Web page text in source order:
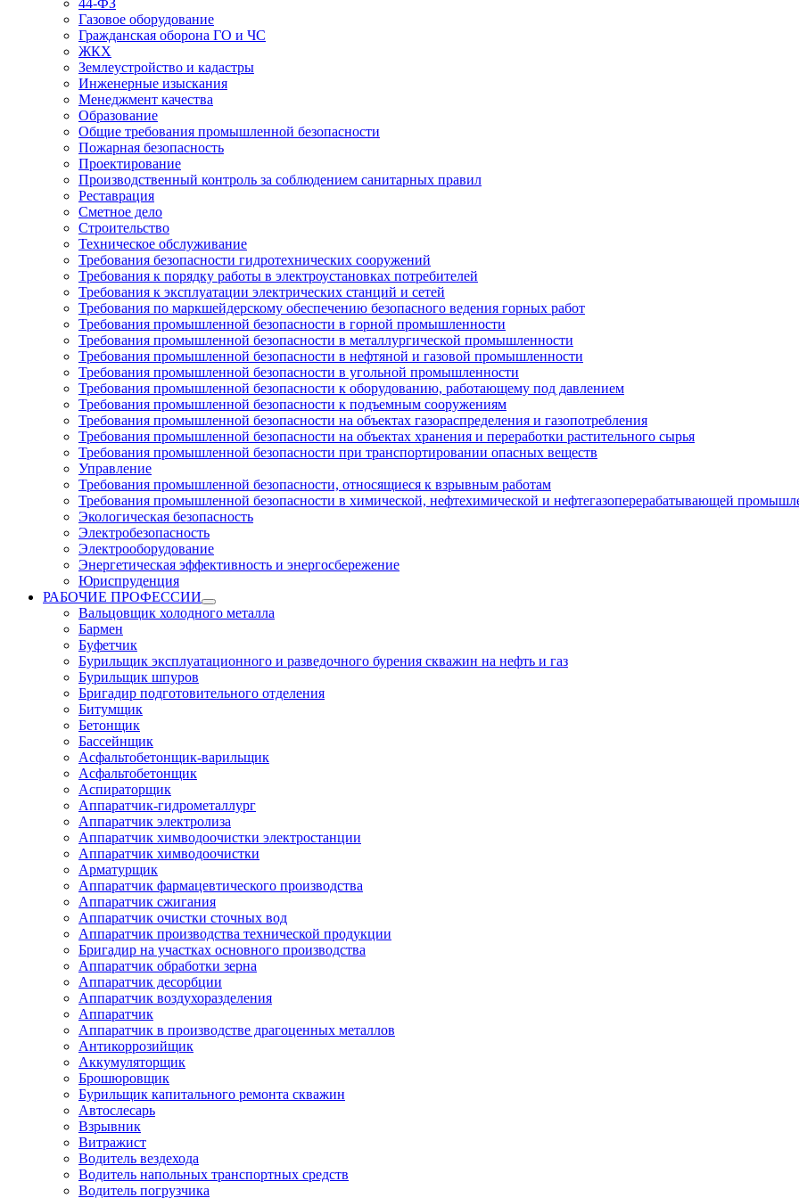
44-ФЗ
Газовое оборудование
Гражданская оборона ГО и ЧС
ЖКХ
Землеустройство и кадастры
Инженерные изыскания
Менеджмент качества
Образование
Общие требования промышленной безопасности
Пожарная безопасность
Проектирование
Производственный контроль за соблюдением санитарных правил
Реставрация
Сметное дело
Строительство
Техническое обслуживание
Требования безопасности гидротехнических сооружений
Требования к порядку работы в электроустановках потребителей
Требования к эксплуатации электрических станций и сетей
Требования по маркшейдерскому обеспечению безопасного ведения горных работ
Требования промышленной безопасности в горной промышленности
Требования промышленной безопасности в металлургической промышленности
Требования промышленной безопасности в нефтяной и газовой промышленности
Требования промышленной безопасности в угольной промышленности
Требования промышленной безопасности к оборудованию, работающему под давлением
Требования промышленной безопасности к подъемным сооружениям
Требования промышленной безопасности на объектах газораспределения и газопотребления
Требования промышленной безопасности на объектах хранения и переработки растительного сырья
Требования промышленной безопасности при транспортировании опасных веществ
Управление
Требования промышленной безопасности, относящиеся к взрывным работам
Требования промышленной безопасности в химической, нефтехимической и нефтегазоперерабатывающей
Экологическая безопасность
Электробезопасность
Электрооборудование
Энергетическая эффективность и энергосбережение
Юриспруденция
РАБОЧИЕ ПРОФЕССИИ
Вальцовщик холодного металла
Бармен
Буфетчик
Бурильщик эксплуатационного и разведочного бурения скважин на нефть и газ
Бурильщик шпуров
Бригадир подготовительного отделения
Битумщик
Бетонщик
Бассейнщик
Асфальтобетонщик-варильщик
Асфальтобетонщик
Аспираторщик
Аппаратчик-гидрометаллург
Аппаратчик электролиза
Аппаратчик химводоочистки электростанции
Аппаратчик химводоочистки
Арматурщик
Аппаратчик фармацевтического производства
Аппаратчик сжигания
Аппаратчик очистки сточных вод
Аппаратчик производства технической продукции
Бригадир на участках основного производства
Аппаратчик обработки зерна
Аппаратчик десорбции
Аппаратчик воздухоразделения
Аппаратчик
Аппаратчик в производстве драгоценных металлов
Антикоррозийщик
Аккумуляторщик
Брошюровщик
Бурильщик капитального ремонта скважин
Автослесарь
Взрывник
Витражист
Водитель вездехода
Водитель напольных транспортных средств
Водитель погрузчика